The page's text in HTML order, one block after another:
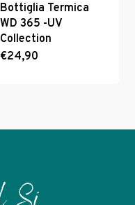
Bottiglia Termica
WD 365 -UV
Collection
€24,90